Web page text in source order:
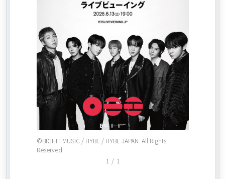
Item
1
©BIGHIT MUSIC / HYBE / HYBE JAPAN. All Rights
Reserved.
1 / 1